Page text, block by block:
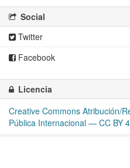
Social
Twitter
Facebook
Licencia
Creative Commons Atribución/
Pública Internacional — CC BY